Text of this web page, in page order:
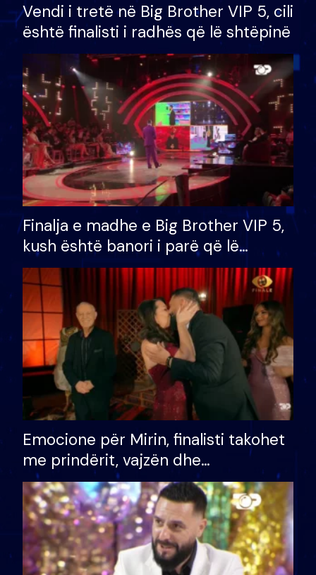
Vendi i tretë në Big Brother VIP 5, cili
është finalisti i radhës që lë shtëpinë
Finalja e madhe e Big Brother VIP 5,
kush është banori i parë që lë
shtëpinë dhe humb mundësinë për
të fituar çmimin e madh
Emocione për Mirin, finalisti takohet
me prindërit, vajzën dhe
bashkëshorten: S’kemi ndonjë letër
divorci apo jo?